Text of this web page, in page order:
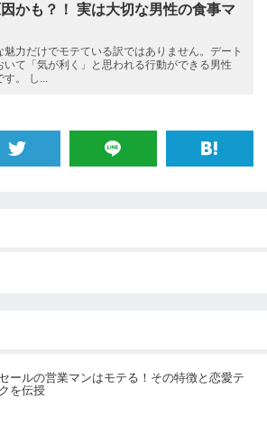
かも？！ 実は大切な男性の食事マ
力だけでモテている訳ではありません。デート
いて「気が利く」と思われる行動ができる男性
。 し...
ールの営業マンはモテる！その特徴と恋愛テ
を伝授